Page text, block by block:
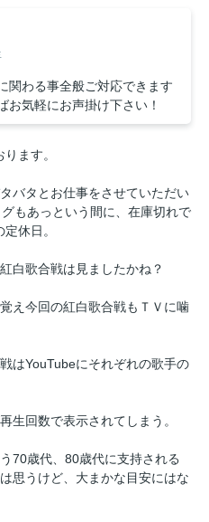
関わる事全般ご対応できます
お気軽にお声掛け下さい！
ます。
バタとお仕事をさせていただい
もあっという間に、在庫切れで
休日。
白歌合戦は見ましたかね？
え今回の紅白歌合戦もＴＶに噛
はYouTubeにそれぞれの歌手の
生回数で表示されてしまう。
70歳代、80歳代に支持される
思うけど、大まかな目安にはな